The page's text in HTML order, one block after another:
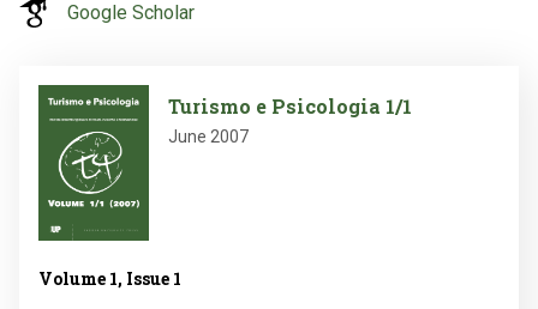
Google Scholar
Image
Turismo e Psicologia 1/1
June 2007
Volume 1, Issue 1